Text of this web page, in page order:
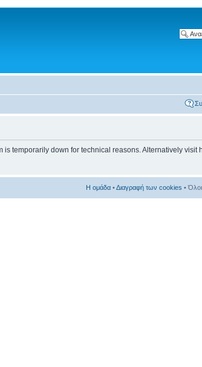
is temporarily down for technical reasons. Alternatively visit
Η ομάδα •Διαγραφή των cookies •